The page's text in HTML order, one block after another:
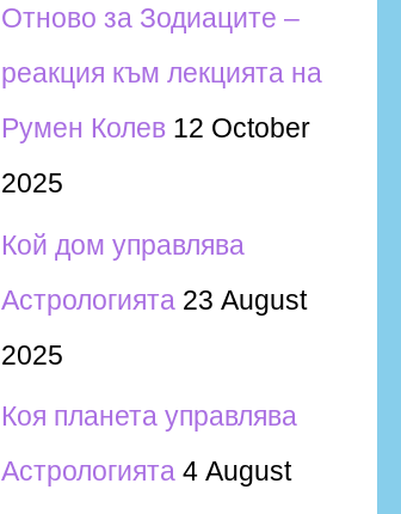
Отново за Зодиаците –
реакция към лекцията на
Румен Колев 12 October
2025
Кой дом управлява
Астрологията 23 August
2025
Коя планета управлява
Астрологията 4 August